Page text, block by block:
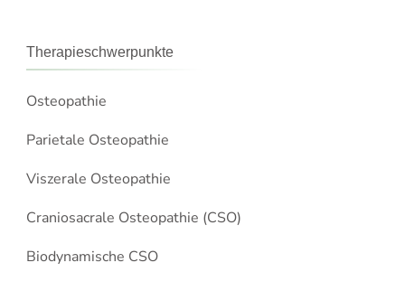
Therapieschwerpunkte
Osteopathie
Parietale Osteopathie
Viszerale Osteopathie
Craniosacrale Osteopathie (CSO)
Biodynamische CSO